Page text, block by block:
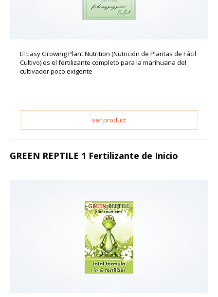
El Easy Growing Plant Nutrition (Nutrición de Plantas de Fácil
Cultivo) es el fertilizante completo para la marihuana del
cultivador poco exigente
ver product
GREEN REPTILE 1 Fertilizante de Inicio